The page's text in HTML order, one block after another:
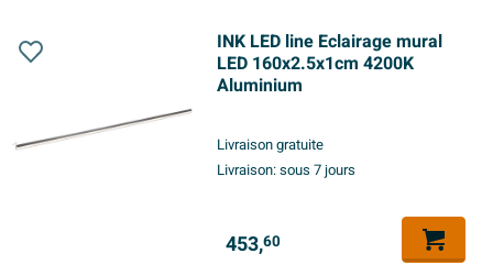
INK LED line Eclairage mural
LED 160x2.5x1cm 4200K
Aluminium
Livraison gratuite
Livraison:sous 7 jours
453,60